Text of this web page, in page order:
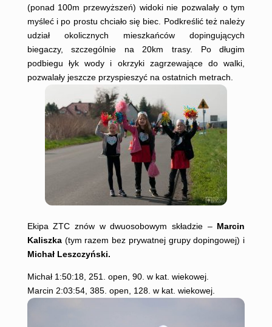
(ponad 100m przewyższeń) widoki nie pozwalały o tym
myśleć i po prostu chciało się biec. Podkreślić też należy
udział okolicznych mieszkańców dopingujących
biegaczy, szczególnie na 20km trasy. Po długim
podbiegu łyk wody i okrzyki zagrzewające do walki,
pozwalały jeszcze przyspieszyć na ostatnich metrach.
Ekipa ZTC znów w dwuosobowym składzie – Marcin
Kaliszka(tym razem bez prywatnej grupy dopingowej) i
Michał Leszczyński.
Michał 1:50:18, 251. open, 90. w kat. wiekowej.
Marcin 2:03:54, 385. open, 128. w kat. wiekowej.